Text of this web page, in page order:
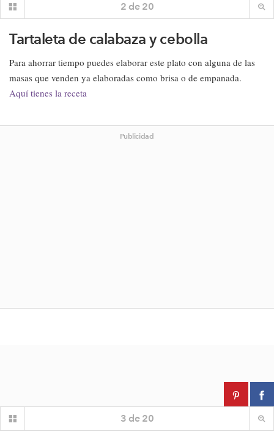
2 de 20
Tartaleta de calabaza y cebolla
Para ahorrar tiempo puedes elaborar este plato con alguna de las
masas que venden ya elaboradas como brisa o de empanada.
Aquí tienes la receta
Publicidad
3 de 20